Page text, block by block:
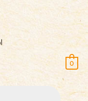
0